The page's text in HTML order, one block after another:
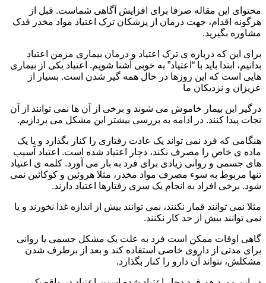
محتوای این مقاله صرفا برای افزایش آگاهی شماست. قبل از
هرگونه اقدام، جهت درمان از پزشکان ترک اعتیاد مواد مخدر فدک
مشاوره بگیرید.
برای این که درباره ی ترک اعتیاد و درمان بیماری مزمن اعتیاد
بدانیم، ابتدا باید با “اعتیاد” به خوبی آشنا شویم. اعتیاد یکی از بیماری
هایی است که این روزها در حال همه گیر شدن است. بسیار از
عزیزان و نزدیکان ما
درگیر این بیمار خاموش می شوند و برخی از آن ها نمی توانند از آن
نجات پیدا کنند. در ادامه به بررسی بیشتر این مشکل می پردازیم.
هنگامی که فرد نمی تواند یک عادت رفتاری را کنار بگذارد و یا یک
ماده ی خاص را مصرف نکند، دچار اعتیاد شده است. اعتیاد آسیب
های جسمی و روانی زیادی برای فرد به بار می آورد. کلمه ی اعتیاد
تنها مربوط به سوء مصرف مواد مخدر، مثلا هروئین و کوکائین نمی
شود. برخی افراد به انجام یک سری رفتارها اعتیاد دارند.
مثلا نمی توانند قمار نکنند، نمی توانند بیش از اندازه غذا نخورند و یا
نمی توانند بیش از حد کار نکنند.
گاهی اوقات ممکن است فرد به علت یک مشکل جسمی یا روانی
برای مدتی از داروی خاصی استفاده کند و بعد از برطرف شدن
مشکلش، نتواند آن دارو را کنار بگذارد.